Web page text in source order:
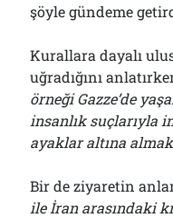
şöyle gündeme
Kurallara dayalı
uğradığını
örneği Gazze’de
insanlık suçlarıyla
ayaklar altına
Bir de ziyaretin
ile İran arasındaki